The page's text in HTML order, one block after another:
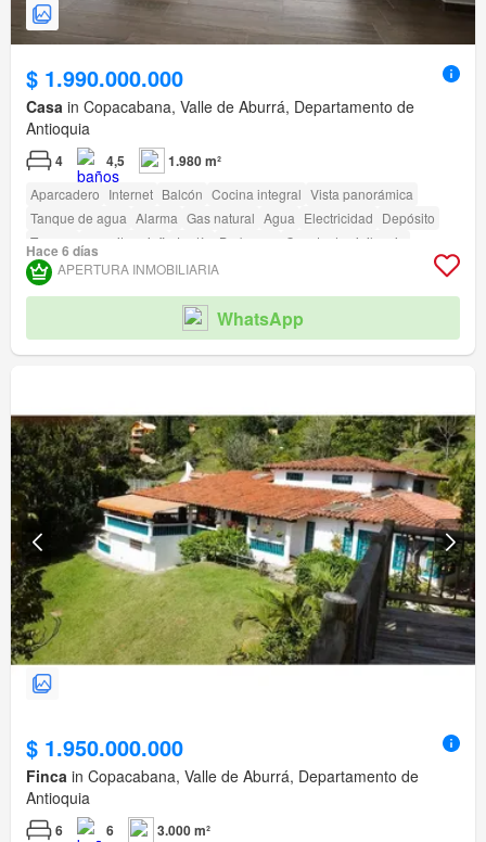
$ 1.990.000.000
Casa in Copacabana, Valle de Aburrá, Departamento de
Antioquia
4 4,5 1.980 m²
Aparcadero Internet Balcón Cocina integral Vista panorámica
Tanque de agua Alarma Gas natural Agua Electricidad Depósito
Terraza
amenity_wi_fi Jardín Barbecue Caseta de vigilancia
Hace 6 días
APERTURA INMOBILIARIA
WhatsApp
$ 1.950.000.000
Finca in Copacabana, Valle de Aburrá, Departamento de
Antioquia
6 6 3.000 m²